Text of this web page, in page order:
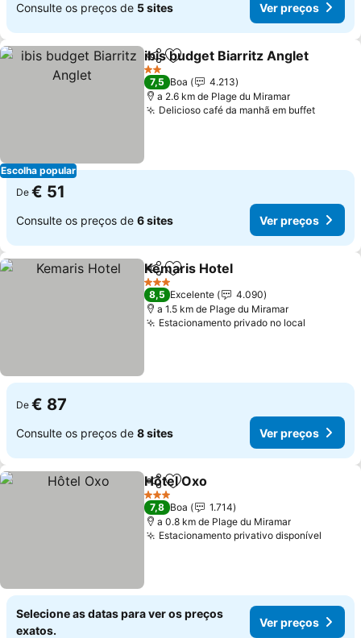
Consulte os preços de 5 sites Ver preços
Escolha popular
PartilharAdicionar aos favoritos
ibis budget Biarritz Anglet
2 Estrelas
7,5 Boa
4.213
a 2.6 km de Plage du Miramar
Delicioso café da manhã em buffet
De € 51
Consulte os preços de 6 sites Ver preços
PartilharAdicionar aos favoritos
Kemaris Hotel
3 Estrelas
8,5 Excelente
4.090
a 1.5 km de Plage du Miramar
Estacionamento privado no local
De € 87
Consulte os preços de 8 sites Ver preços
PartilharAdicionar aos favoritos
Hôtel Oxo
3 Estrelas
7,8 Boa
1.714
a 0.8 km de Plage du Miramar
Estacionamento privativo disponível
Selecione as datas para ver os preços
exatos.
Ver preços